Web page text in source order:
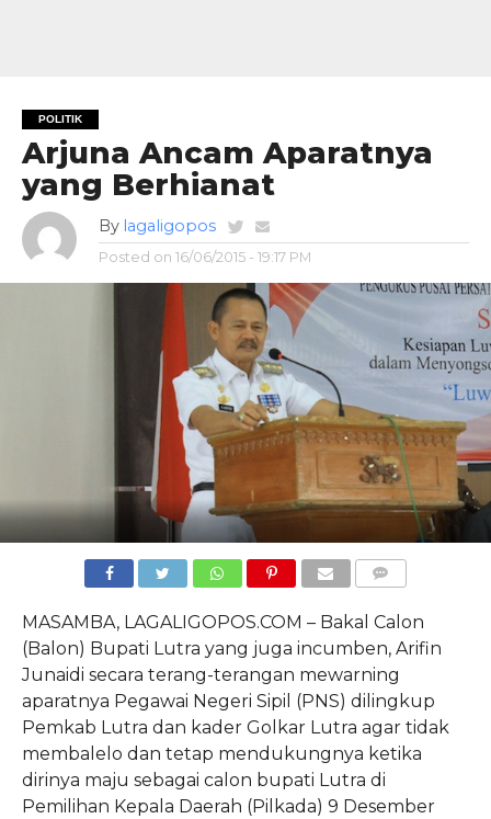
POLITIK
Arjuna Ancam Aparatnya
yang Berhianat
By lagaligopos
Posted on 16/06/2015 - 19:17 PM
MASAMBA, LAGALIGOPOS.COM – Bakal Calon
(Balon) Bupati Lutra yang juga incumben, Arifin
Junaidi secara terang-terangan mewarning
aparatnya Pegawai Negeri Sipil (PNS) dilingkup
Pemkab Lutra dan kader Golkar Lutra agar tidak
membalelo dan tetap mendukungnya ketika
dirinya maju sebagai calon bupati Lutra di
Pemilihan Kepala Daerah (Pilkada) 9 Desember